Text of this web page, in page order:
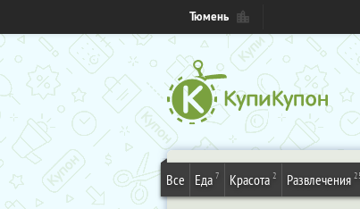
Тюмень
Все Еда 7 Красота 2 Развлечения